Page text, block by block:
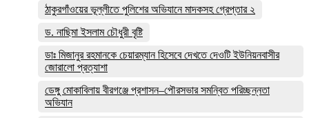
ঠাকুরগাঁওয়ের ভূল্লীতে পুলিশের অভিযানে মাদকসহ গ্রেপ্তার ২
ড. নাছিমা ইসলাম চৌধুরী বৃষ্টি
ডাঃ মিজানুর রহমানকে চেয়ারম্যান হিসেবে দেখতে দেওটি ইউনিয়নবাসীর
জোরালো প্রত্যাশা
ডেঙ্গু মোকাবিলায় বীরগঞ্জে প্রশাসন–পৌরসভার সমন্বিত পরিচ্ছন্নতা
অভিযান